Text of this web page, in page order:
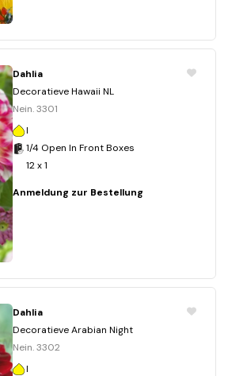
Dahlia
Decoratieve Hawaii NL
Nein. 3301
I
1/4 Open In Front Boxes
12 x 1
Anmeldung zur Bestellung
Dahlia
Decoratieve Arabian Night
Nein. 3302
I